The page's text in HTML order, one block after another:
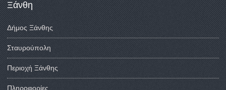
Ξάνθη
Δήμος Ξάνθης
Σταυρούπολη
Περιοχή Ξάνθης
Πληροφορίες